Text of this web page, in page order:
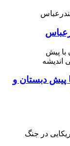
پیش دبستان و